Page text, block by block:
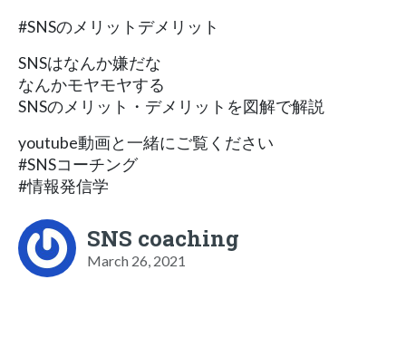
#SNSのメリットデメリット
SNSはなんか嫌だな
なんかモヤモヤする
SNSのメリット・デメリットを図解で解説
youtube動画と一緒にご覧ください
#SNSコーチング
#情報発信学
SNS coaching
March 26, 2021